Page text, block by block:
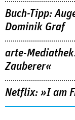
Buch-Tipp:
Dominik Graf
arte-
Zauberer«
Netflix: »I am